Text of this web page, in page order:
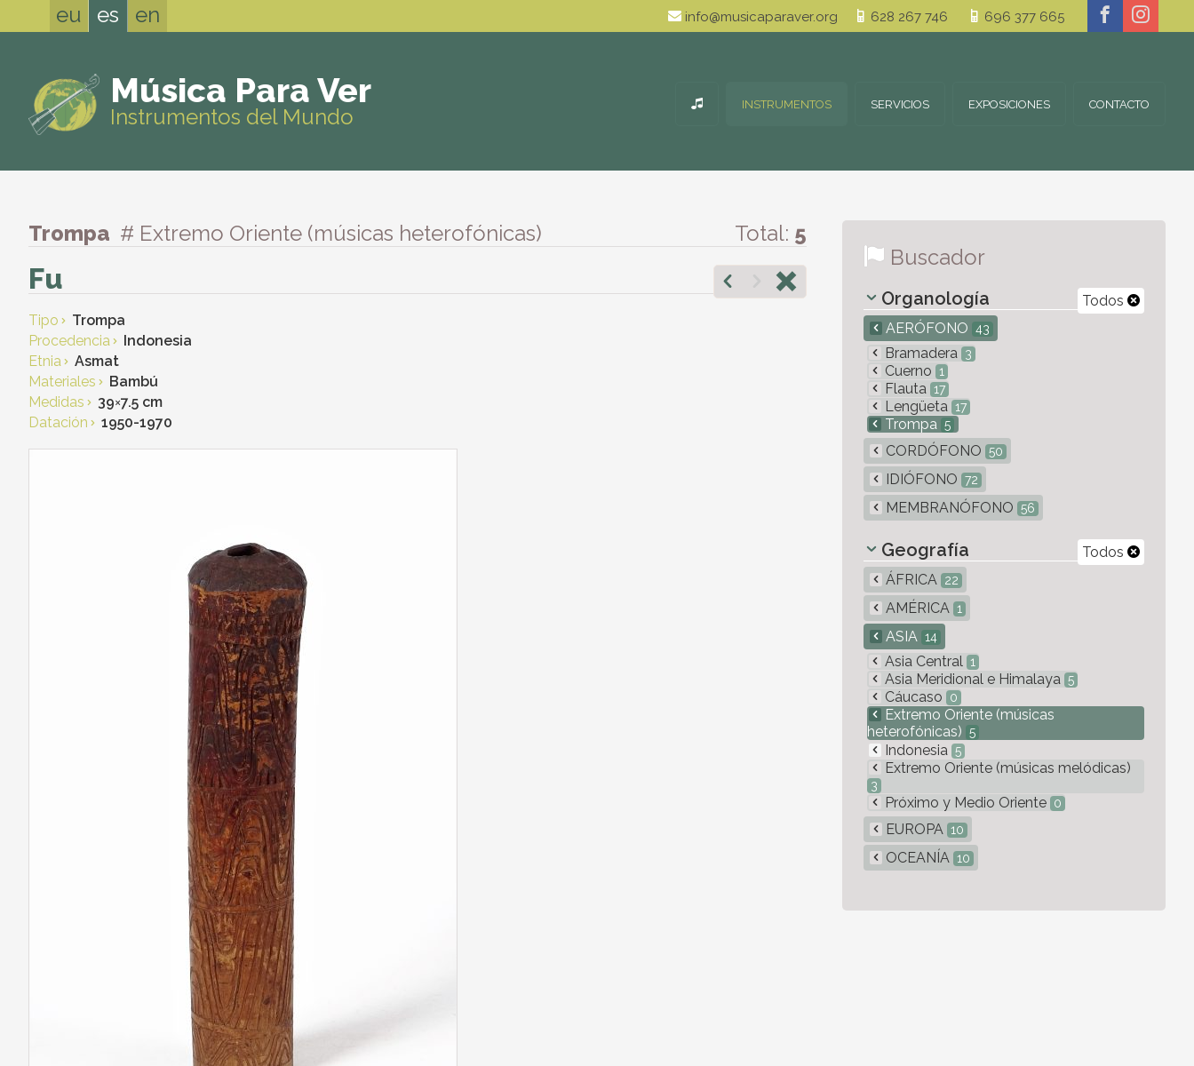
eu es en info@musicaparaver.org 628 267 746 696 377 665
Música Para Ver
Instrumentos del Mundo INSTRUMENTOS SERVICIOS EXPOSICIONES CONTACTO
Trompa # Extremo Oriente (músicas heterofónicas) Total: 5
Fu
Tipo
Trompa
Procedencia
Indonesia
Etnia
Asmat
Materiales
Bambú
Medidas
39×7.5 cm
Datación
1950-1970
Buscador
Todos
Organología
AERÓFONO 43
Bramadera 3
Cuerno 1
Flauta 17
Lengüeta 17
Trompa 5
CORDÓFONO 50
IDIÓFONO 72
MEMBRANÓFONO 56
Todos
Geografía
ÁFRICA 22
AMÉRICA 1
ASIA 14
Asia Central 1
Asia Meridional e Himalaya 5
Cáucaso 0
Extremo Oriente (músicas
heterofónicas) 5
Indonesia 5
Extremo Oriente (músicas melódicas)
3
Próximo y Medio Oriente 0
EUROPA 10
OCEANÍA 10